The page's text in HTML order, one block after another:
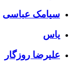
سیامک عباسی
یاس
علیرضا روزگار